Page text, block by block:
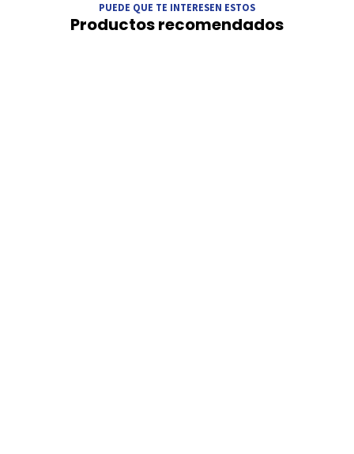
PUEDE QUE TE INTERESEN ESTOS
Productos recomendados